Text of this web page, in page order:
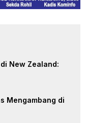
New Zealand:
Mengambang di